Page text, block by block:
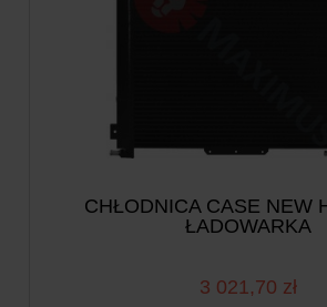
CHŁODNICA CASE NEW
ŁADOWARKA
3 021,70 zł